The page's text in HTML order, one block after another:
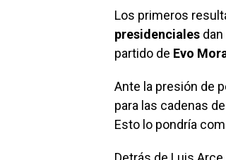
Los primeros
presidenciales
partido de Evo
Ante la presión de
para las cadenas
Esto lo pondría